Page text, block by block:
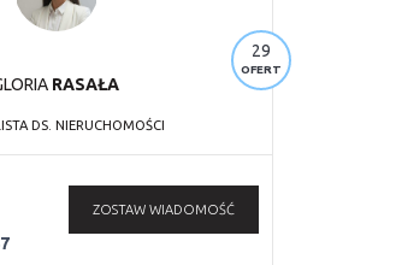
29
OFERT
RASAŁA
DS. NIERUCHOMOŚCI
ZOSTAW WIADOMOŚĆ